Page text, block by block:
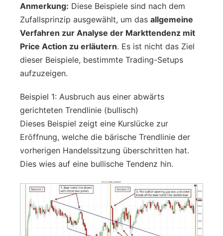
Anmerkung: Diese Beispiele sind nach dem
Zufallsprinzip ausgewählt, um das allgemeine
Verfahren zur Analyse der Markttendenz mit
Price Action zu erläutern. Es ist nicht das Ziel
dieser Beispiele, bestimmte Trading-Setups
aufzuzeigen.
Beispiel 1: Ausbruch aus einer abwärts
gerichteten Trendlinie (bullisch)
Dieses Beispiel zeigt eine Kurslücke zur
Eröffnung, welche die bärische Trendlinie der
vorherigen Handelssitzung überschritten hat.
Dies wies auf eine bullische Tendenz hin.